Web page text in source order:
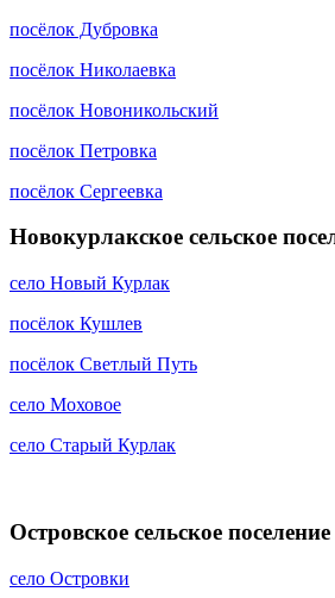
посёлок Дубровка
посёлок Николаевка
посёлок Новоникольский
посёлок Петровка
посёлок Сергеевка
Новокурлакское сельское
село Новый Курлак
посёлок Кушлев
посёлок Светлый Путь
село Моховое
село Старый Курлак
Островское сельское поселение
село Островки